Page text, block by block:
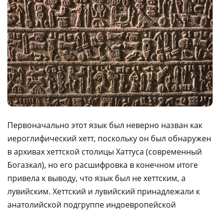
Первоначально этот язык был неверно назван как
иероглифический хетт, поскольку он был обнаружен
в архивах хеттской столицы Хаттуса (современный
Богазкал), но его расшифровка в конечном итоге
привела к выводу, что язык был не хеттским, а
лувийским. Хеттский и лувийский принадлежали к
анатолийской подгруппе индоевропейской